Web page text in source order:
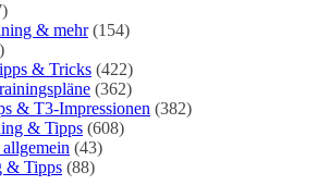
& mehr(154)
& Tricks (422)
(362)
& T3-Impressionen (382)
& Tipps (608)
(43)
& Tipps (88)